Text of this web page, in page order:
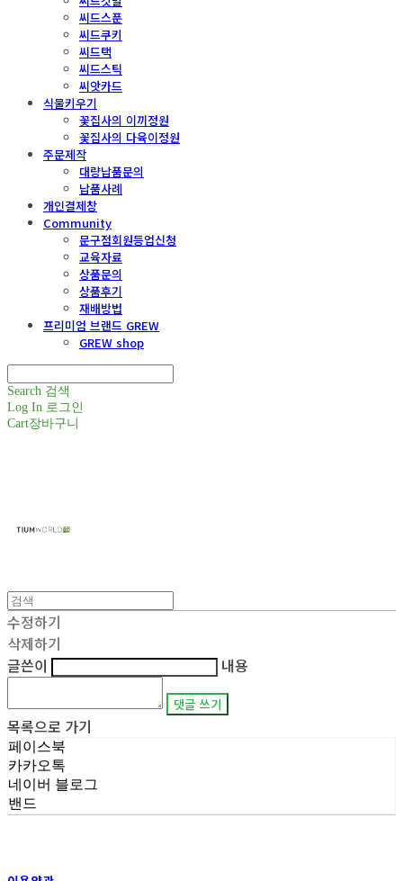
씨드스푼
씨드쿠키
씨드택
씨드스틱
씨앗카드
식물키우기
꽃집사의 이끼정원
꽃집사의 다육이정원
주문제작
대량납품문의
납품사례
개인결제창
Community
문구점회원등업신청
교육자료
상품문의
상품후기
재배방법
프리미엄 브랜드 GREW
GREW shop
Search 검색
Log In 로그인
Cart장바구니
수정하기
삭제하기
글쓴이
내용
댓글 쓰기
목록으로 가기
페이스북
카카오톡
네이버 블로그
밴드